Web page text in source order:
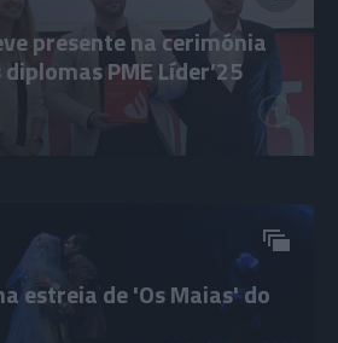
presente na cerimónia
PME Líder’25
1
estreia de 'Os Maias' do